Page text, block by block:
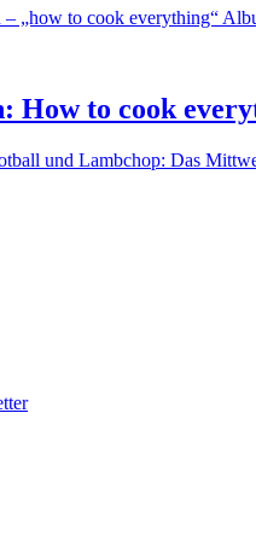
How to cook
und Lambchop: Das